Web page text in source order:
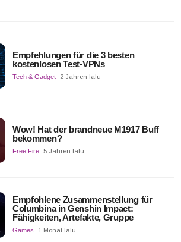
Empfehlungen für die 3 besten
kostenlosen Test-VPNs
Tech & Gadget 2 Jahren lalu
Wow! Hat der brandneue M1917 Buff
bekommen?
Free Fire 5 Jahren lalu
Empfohlene Zusammenstellung für
Columbina in Genshin Impact:
Fähigkeiten, Artefakte, Gruppe
Games 1 Monat lalu